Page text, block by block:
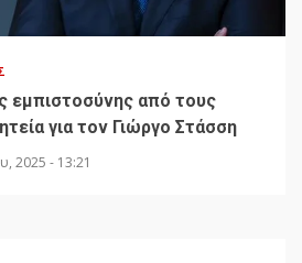
εμπιστοσύνης από τους
για τον Γιώργο Στάσση
2025 - 13:21